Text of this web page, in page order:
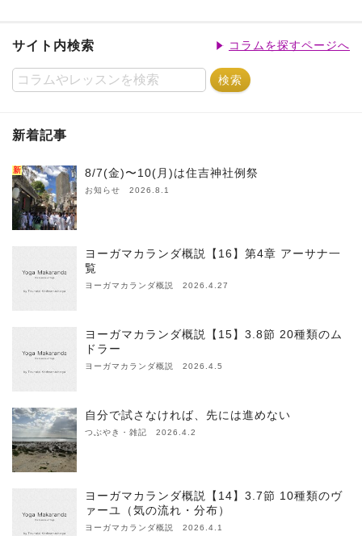
サイト内検索 コラムを探すページへ
新着記事
新 8/7(金)〜10(月)は住吉神社例祭
お知らせ 2026.8.1
ヨーガマカランダ概説【16】第4章 アーサナ一
覧
ヨーガマカランダ概説 2026.4.27
ヨーガマカランダ概説【15】3.8節 20種類のム
ドラー
ヨーガマカランダ概説 2026.4.5
自分で試さなければ、先には進めない
つぶやき・雑記 2026.4.2
ヨーガマカランダ概説【14】3.7節 10種類のヴ
ァーユ（気の流れ・分布）
ヨーガマカランダ概説 2026.4.1